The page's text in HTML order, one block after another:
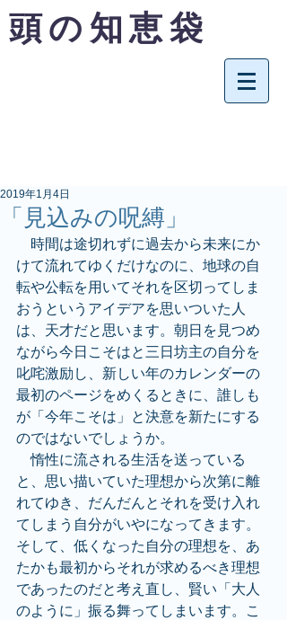
頭の知恵袋
「見込みの呪縛」
2019年1月4日
時間は途切れずに過去から未来にか
けて流れてゆくだけなのに、地球の自
転や公転を用いてそれを区切ってしま
おうというアイデアを思いついた人
は、天才だと思います。朝日を見つめ
ながら今日こそはと三日坊主の自分を
叱咤激励し、新しい年のカレンダーの
最初のページをめくるときに、誰しも
が「今年こそは」と決意を新たにする
のではないでしょうか。
惰性に流される生活を送っている
と、思い描いていた理想から次第に離
れてゆき、だんだんとそれを受け入れ
てしまう自分がいやになってきます。
そして、低くなった自分の理想を、あ
たかも最初からそれが求めるべき理想
であったのだと考え直し、賢い「大人
のように」振る舞ってしまいます。こ